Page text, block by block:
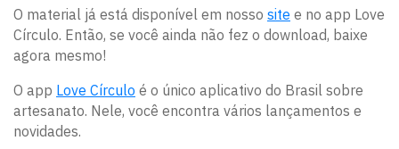
O material já está disponível em nosso site e no app Love
Círculo. Então, se você ainda não fez o download, baixe
agora mesmo!
O app Love Círculo é o único aplicativo do Brasil sobre
artesanato. Nele, você encontra vários lançamentos e
novidades.